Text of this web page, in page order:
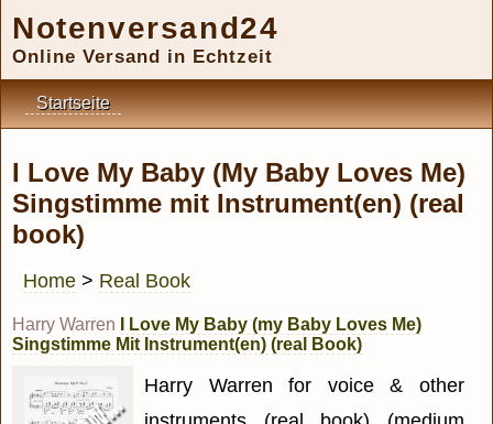
Notenversand24
Online Versand in Echtzeit
Startseite
I Love My Baby (My Baby Loves Me)
Singstimme mit Instrument(en) (real
book)
Home > Real Book
Harry Warren
I Love My Baby (my Baby Loves Me)
Singstimme Mit Instrument(en) (real Book)
Harry Warren for voice & other